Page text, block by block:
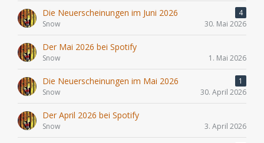
Die Neuerscheinungen im Juni 2026
4
Snow
30. Mai 2026
Der Mai 2026 bei Spotify
Snow 1. Mai 2026
Die Neuerscheinungen im Mai 2026
1
Snow
30. April 2026
Der April 2026 bei Spotify
Snow 3. April 2026